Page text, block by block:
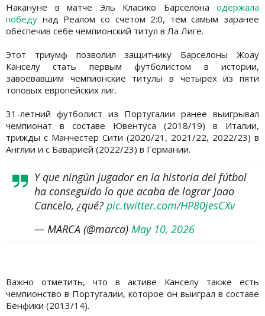
Накануне в матче Эль Класико Барселона одержала
победу над Реалом со счетом 2:0, тем самым заранее
обеспечив себе чемпионский титул в Ла Лиге.
Этот триумф позволил защитнику Барселоны Жоау
Канселу стать первым футболистом в истории,
завоевавшим чемпионские титулы в четырех из пяти
топовых европейских лиг.
31-летний футболист из Португалии ранее выигрывал
чемпионат в составе Ювентуса (2018/19) в Италии,
трижды с Манчестер Сити (2020/21, 2021/22, 2022/23) в
Англии и с Баварией (2022/23) в Германии.
Y que ningún jugador en la historia del fútbol
ha conseguido lo que acaba de lograr Joao
Cancelo, ¿qué? pic.twitter.com/HP80jesCXv
— MARCA (@marca) May 10, 2026
Важно отметить, что в активе Канселу также есть
чемпионство в Португалии, которое он выиграл в составе
Бенфики (2013/14).